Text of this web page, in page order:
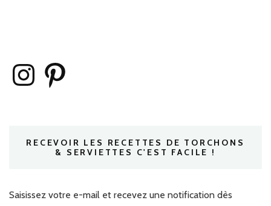
InstagramPinterest
RECEVOIR LES RECETTES DE TORCHONS
& SERVIETTES C'EST FACILE !
Saisissez votre e-mail et recevez une notification dès